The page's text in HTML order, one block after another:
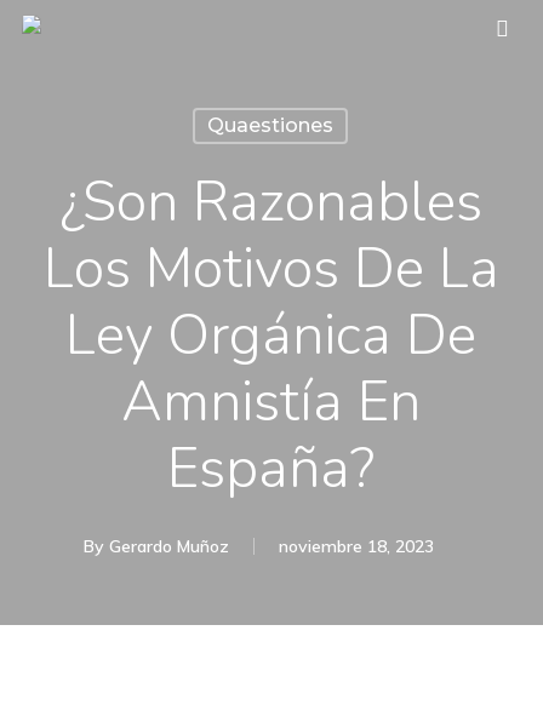
Skip
Quaestiones
¿Son Razonables
Los Motivos De La
Ley Orgánica De
Amnistía En
España?
By Gerardo Muñoz noviembre 18, 2023